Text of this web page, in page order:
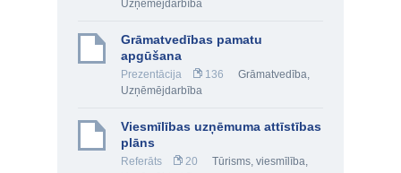
Uzņēmējdarbība
Grāmatvedības pamatu
apgūšana
Prezentācija 136 Grāmatvedība,
Uzņēmējdarbība
Viesmīlības uzņēmuma attīstības
plāns
Referāts 20 Tūrisms, viesmīlība,